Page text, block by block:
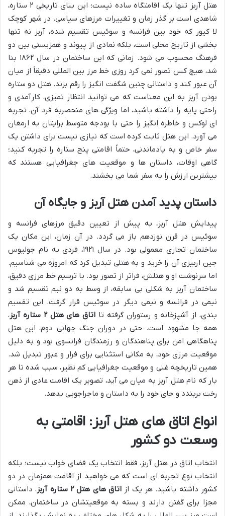
هتل آربز تنها یک اقامتگاه ساده نیست؛ این بنای تاریخی ۲ ستاره،
شاهدی است بر گذر زمان و تغییرات مرزهای سیاسی. در شهر کوچک
لا کیور که خود بین فرانسه و سوئیس تقسیم شده، آربز نه تنها
بخشی از تاریخ محلی است، بلکه نمادی از پیوند و همزیستی بین دو
فرهنگ محسوب می شود. زمانی که این ساختمان در سال ۱۸۶۲ بنا
شد، هیچ کس تصور نمی کرد روزی خط مرز بین المللی دقیقاً از میان
آن عبور کند و داستانی چنین شگفت انگیز را رقم بزند. هتل دو ستاره
بودن آربز به این معناست که می توانید انتظار تمیزی، کارآمدی و
راحتی پایه را داشته باشید، اما ویژگی های منحصربه فرد آن، تجربه
ای لوکس و خاطره انگیز را حتی با بودجه متوسط برایتان به ارمغان
می آورد. این هتل ثابت کرده است که نیازی نیست برای داشتن یک
سفر خاص و به یادماندنی، حتماً اقامتی پنج ستاره را تجربه کنید؛
گاهی اوقات، داستان ها و موقعیت های جغرافیایی هستند که
بیشترین ارزش را به سفر شما می بخشند.
داستان پدید آمدن هتل آربز و جایگاه آن
پیدایش هتل آربز، به پیش از تعیین دقیق مرزهای فرانسه و
سوئیس در قرن نوزدهم باز می گردد. در آن زمان، این مکان یک
ساختمان تجاری معمولی بود. در سال ۱۹۲۱، فردی به نام جولیوس
جین اربیزی آن را خرید و به هتلی تبدیل کرد که امروزه می شناسیم.
اما سرنوشت او و هتلش، فراتر از تصور بود. با ترسیم خط مرزی دقیق،
ساختمان آربز به شکلی بی سابقه، از وسط به دو نیم تقسیم شد و
نیمی در فرانسه و نیمی دیگر در سوئیس قرار گرفت. این تقسیم
بندی، از آشپزخانه و رستوران گرفته تا اتاق های هتل ۲ ستاره آربز
،
همه جا مشهود است. حتی در دوران جنگ جهانی دوم، این هتل
پناهگاهی امن برای پناهندگان و رزمندگان فرانسوی بود و به دلیل
موقعیت مرزی خود، به مکانی استثنایی برای فرار و عبور تبدیل شد.
همین تاریخچه غنی و موقعیت جغرافیایی کم نظیر، سبب شده تا هر
بار که نام هتل آربز به میان می آید، تصویر یک اقامت عادی از ذهن
رخت بربندد و جای خود را به داستان و ماجراجویی بدهد.
انواع اتاق های هتل آربز: اقامتی به
وسعت دو کشور
انتخاب اتاق در هتل آربز، فقط انتخاب یک فضای خواب نیست؛ بلکه
انتخاب نوع تجربه ای است که می خواهید از اقامت همزمان در دو
کشور داشته باشید. هر یک از اتاق های هتل ۲ ستاره آربز
، داستانی
مجزا برای گفتن دارند و بسته به موقعیتشان در ساختمان، ممکن